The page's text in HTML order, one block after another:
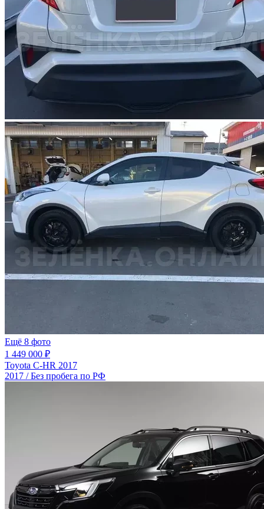
Ещё 8 фото
1 449 000 ₽
Toyota C-HR 2017
2017 / Без пробега по РФ